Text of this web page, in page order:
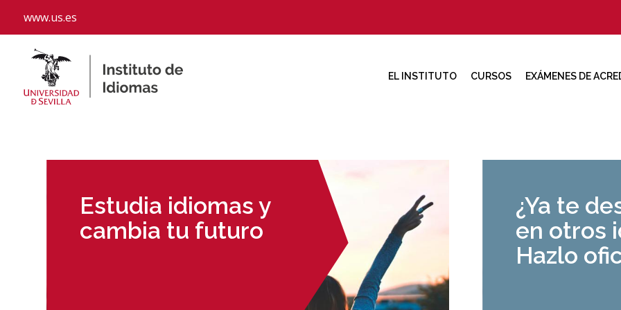
www.us.es
EL INSTITUTO CURSOS EXÁMENES DE
Estudia idiomas y
cambia tu futuro
¿Ya te
en otros
Hazlo